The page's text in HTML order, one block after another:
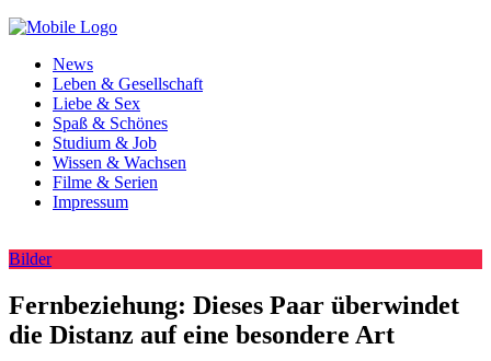
News
Leben & Gesellschaft
Liebe & Sex
Spaß & Schönes
Studium & Job
Wissen & Wachsen
Filme & Serien
Impressum
Bilder
Fernbeziehung: Dieses Paar überwindet
die Distanz auf eine besondere Art